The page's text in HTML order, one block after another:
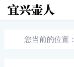
您当前的位置：